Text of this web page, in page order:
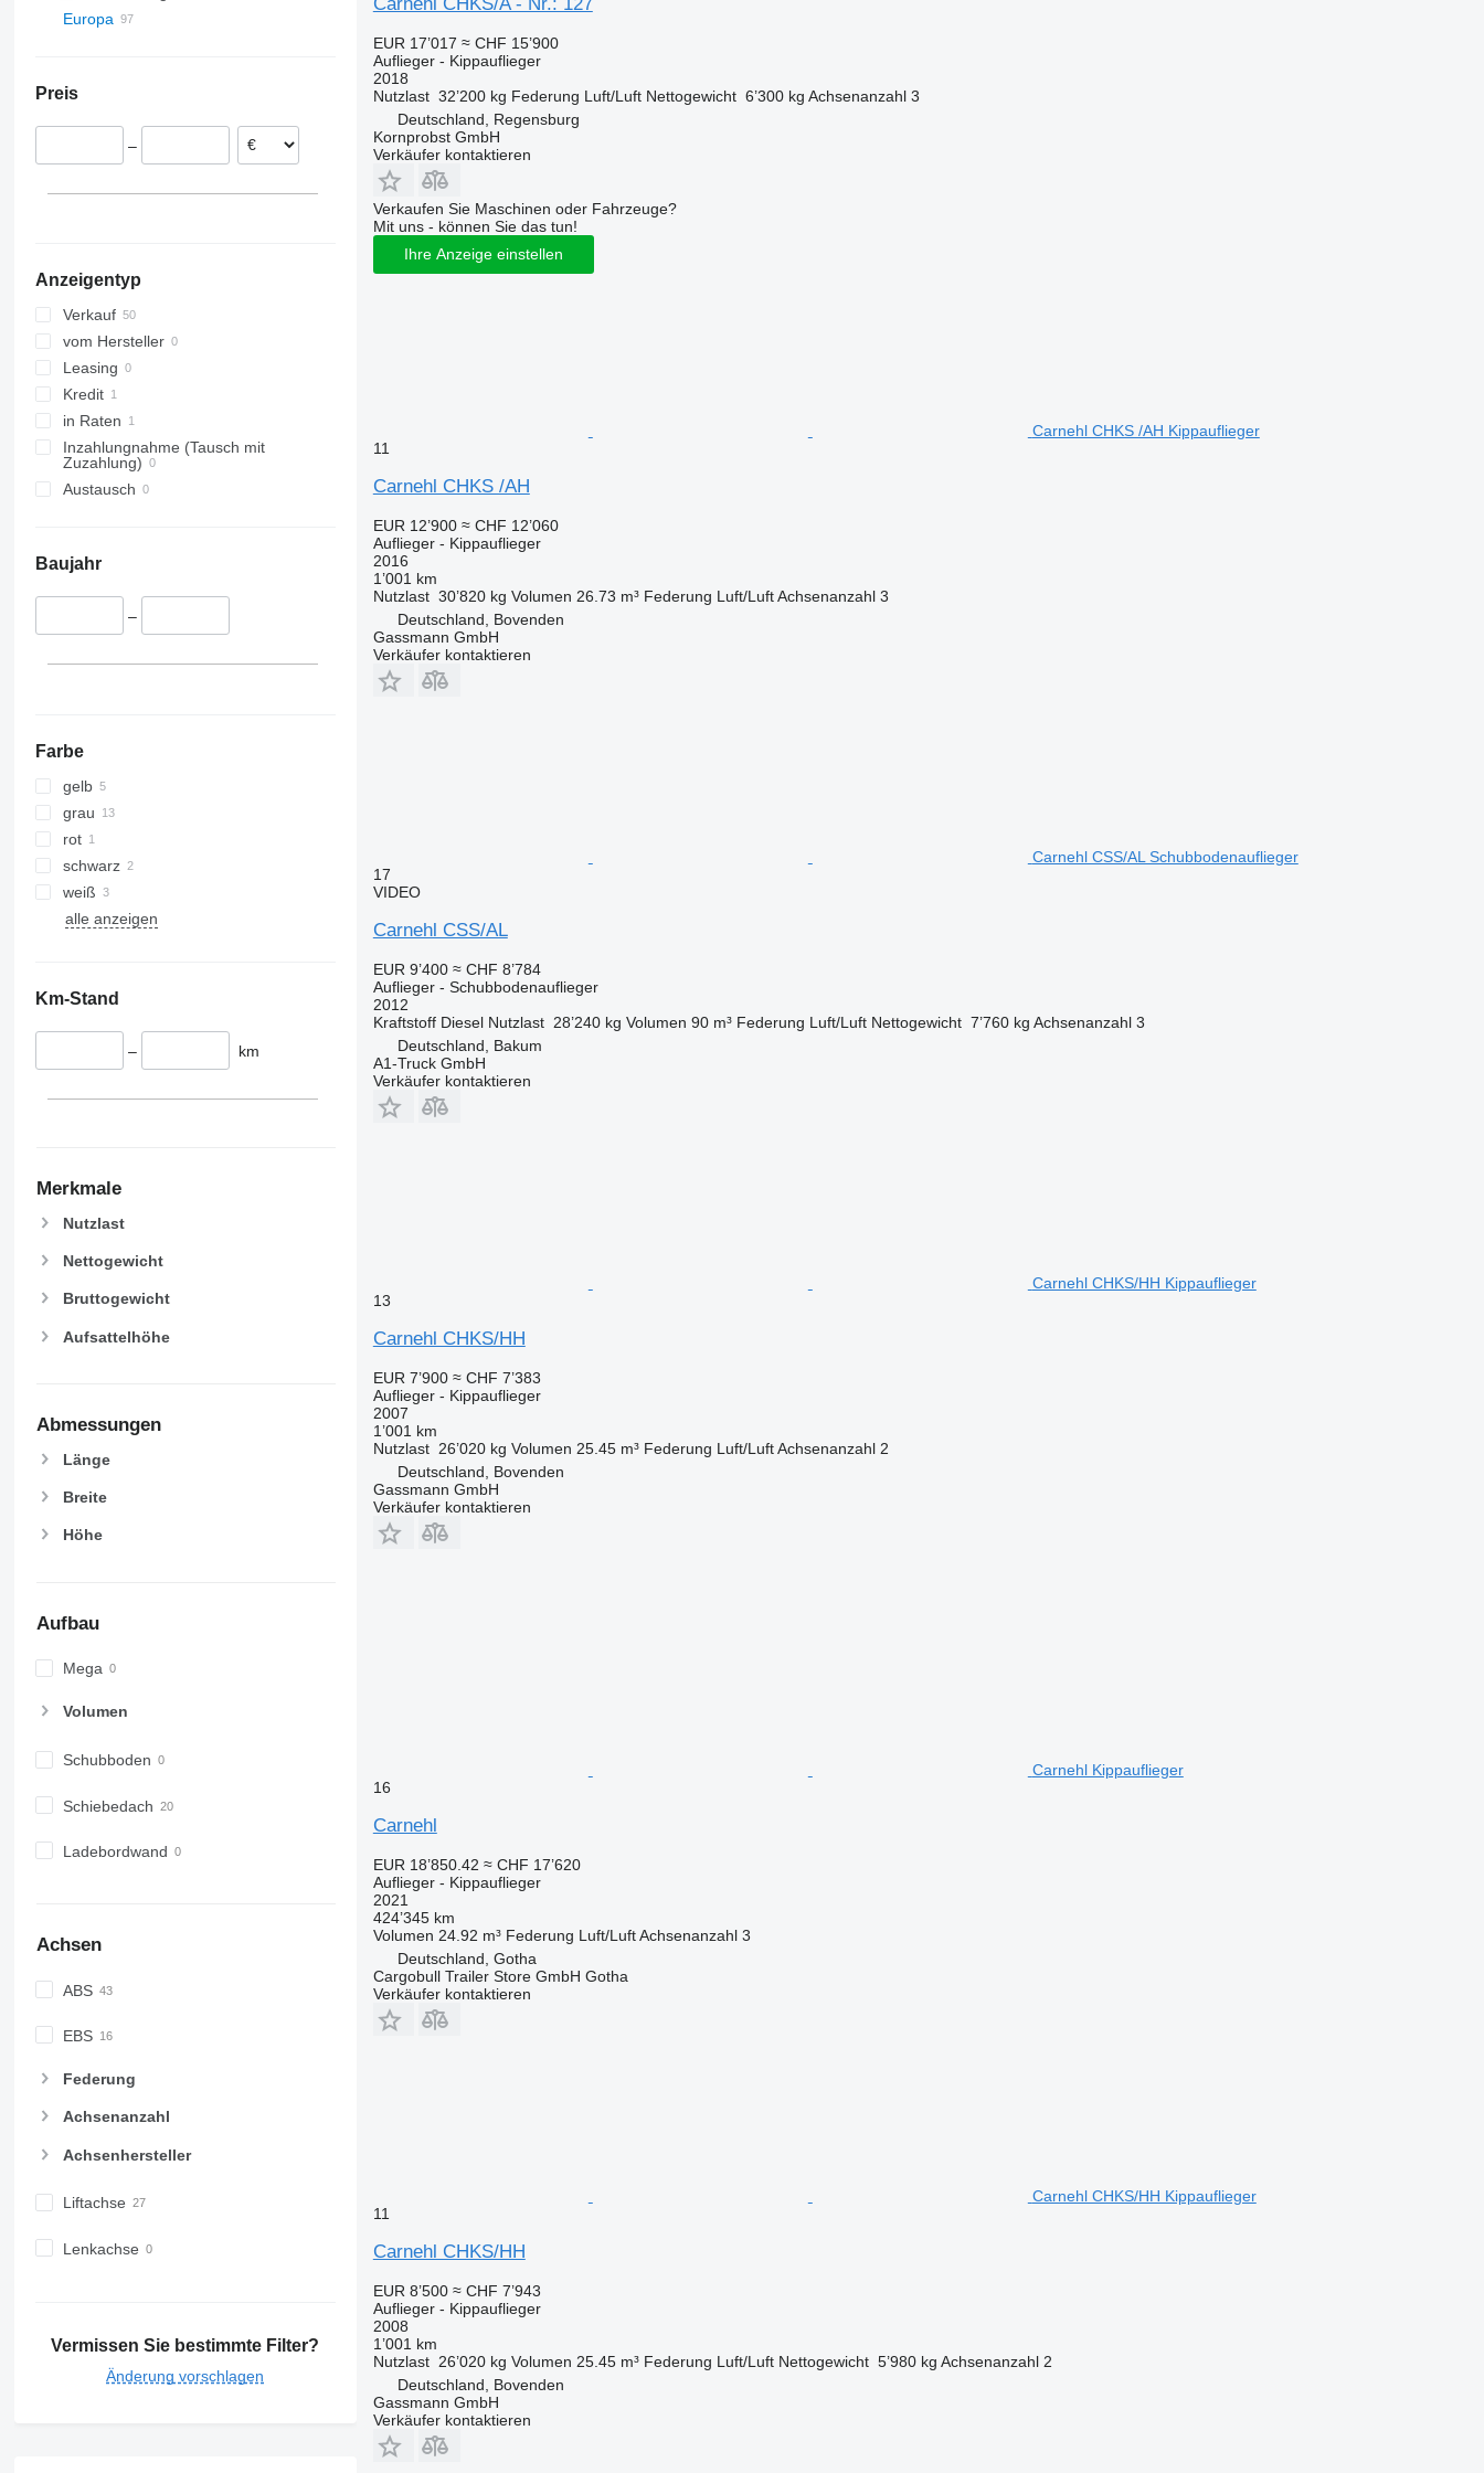
Europa
Regensburg
Erfurt
alle anzeigen
Norwegen
Rumänien
Preis
–
Anzeigentyp
Verkauf
vom Hersteller
Leasing
Kredit
in Raten
Inzahlungnahme (Tausch mit
Zuzahlung)
Austausch
Baujahr
–
Farbe
gelb
grau
rot
schwarz
weiß
alle anzeigen
Km-Stand
– km
Merkmale
Nutzlast
Nettogewicht
Bruttogewicht
Aufsattelhöhe
Abmessungen
Länge
Breite
Höhe
Aufbau
Mega
Volumen
Schubboden
Schiebedach
Ladebordwand
Achsen
ABS
EBS
Federung
Achsenanzahl
Achsenhersteller
Liftachse
Lenkachse
Vermissen Sie bestimmte Filter?
Änderung vorschlagen
EUR 17’017 ≈ CHF 15’900
Auflieger - Kippauflieger
2018
Nutzlast 32’200 kg Federung Luft/Luft Nettogewicht 6’300 kg Achsenanzahl 3
Deutschland, Regensburg
Kornprobst GmbH
Verkäufer kontaktieren
Verkaufen Sie Maschinen oder Fahrzeuge?
Mit uns - können Sie das tun!
Ihre Anzeige einstellen
Carnehl CHKS /AH Kippauflieger
11
Carnehl CHKS /AH
EUR 12’900 ≈ CHF 12’060
Auflieger - Kippauflieger
2016
1’001 km
Nutzlast 30’820 kg Volumen 26.73 m³ Federung Luft/Luft Achsenanzahl 3
Deutschland, Bovenden
Gassmann GmbH
Verkäufer kontaktieren
Carnehl CSS/AL Schubbodenauflieger
17
VIDEO
Carnehl CSS/AL
EUR 9’400 ≈ CHF 8’784
Auflieger - Schubbodenauflieger
2012
Kraftstoff Diesel Nutzlast 28’240 kg Volumen 90 m³ Federung Luft/Luft Nettogewicht 7’760 kg Achsenanzahl 3
Deutschland, Bakum
A1-Truck GmbH
Verkäufer kontaktieren
Carnehl CHKS/HH Kippauflieger
13
Carnehl CHKS/HH
EUR 7’900 ≈ CHF 7’383
Auflieger - Kippauflieger
2007
1’001 km
Nutzlast 26’020 kg Volumen 25.45 m³ Federung Luft/Luft Achsenanzahl 2
Deutschland, Bovenden
Gassmann GmbH
Verkäufer kontaktieren
Carnehl Kippauflieger
16
Carnehl
EUR 18’850.42 ≈ CHF 17’620
Auflieger - Kippauflieger
2021
424’345 km
Volumen 24.92 m³ Federung Luft/Luft Achsenanzahl 3
Deutschland, Gotha
Cargobull Trailer Store GmbH Gotha
Verkäufer kontaktieren
Carnehl CHKS/HH Kippauflieger
11
Carnehl CHKS/HH
EUR 8’500 ≈ CHF 7’943
Auflieger - Kippauflieger
2008
1’001 km
Nutzlast 26’020 kg Volumen 25.45 m³ Federung Luft/Luft Nettogewicht 5’980 kg Achsenanzahl 2
Deutschland, Bovenden
Gassmann GmbH
Verkäufer kontaktieren